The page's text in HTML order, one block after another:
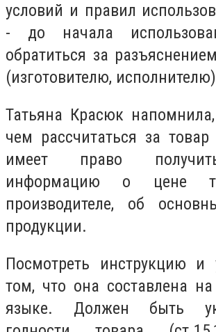
условий и правил
- до начала
обратиться за
(изготовителю,
Татьяна Красюк
чем рассчитаться за товар
имеет право
информацию о цене
производителе, об
продукции.
Посмотреть инструкцию и
том, что она составлена
языке. Должен быть